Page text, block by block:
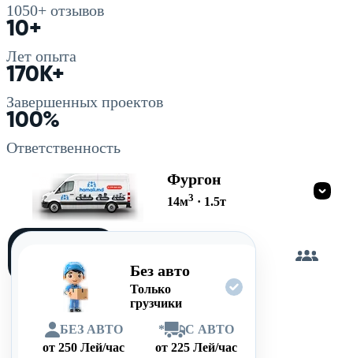
1050+ отзывов
10+
Лет опыта
170K+
Завершенных проектов
100%
Ответственность
Фургон
14м3 · 1.5т
Без авто
Только
грузчики
БЕЗ АВТО
от250 Лей/час
*
С АВТО
от 225 Лей/час